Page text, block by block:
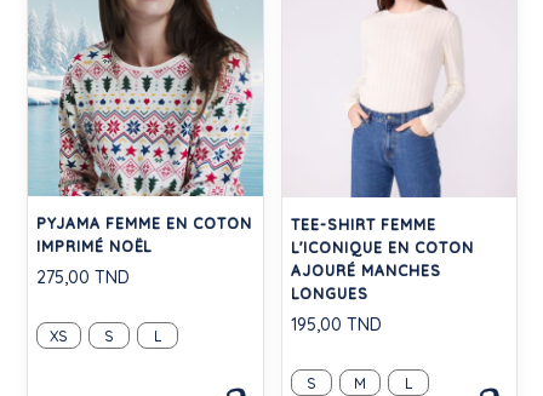
PYJAMA FEMME EN COTON
IMPRIMÉ NOËL
275,00 TND
XS S L
TEE-SHIRT FEMME
L'ICONIQUE EN COTON
AJOURÉ MANCHES
LONGUES
195,00 TND
S M L